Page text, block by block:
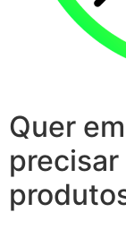
Quer